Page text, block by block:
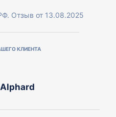
Отзыв от 13.08.2025
КЛИЕНТА